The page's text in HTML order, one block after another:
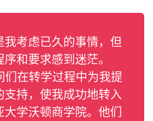
我考虑已久的事情，但
和要求感到迷茫。
们在转学过程中为我提
支持，使我成功地转入
大学沃顿商学院。他们